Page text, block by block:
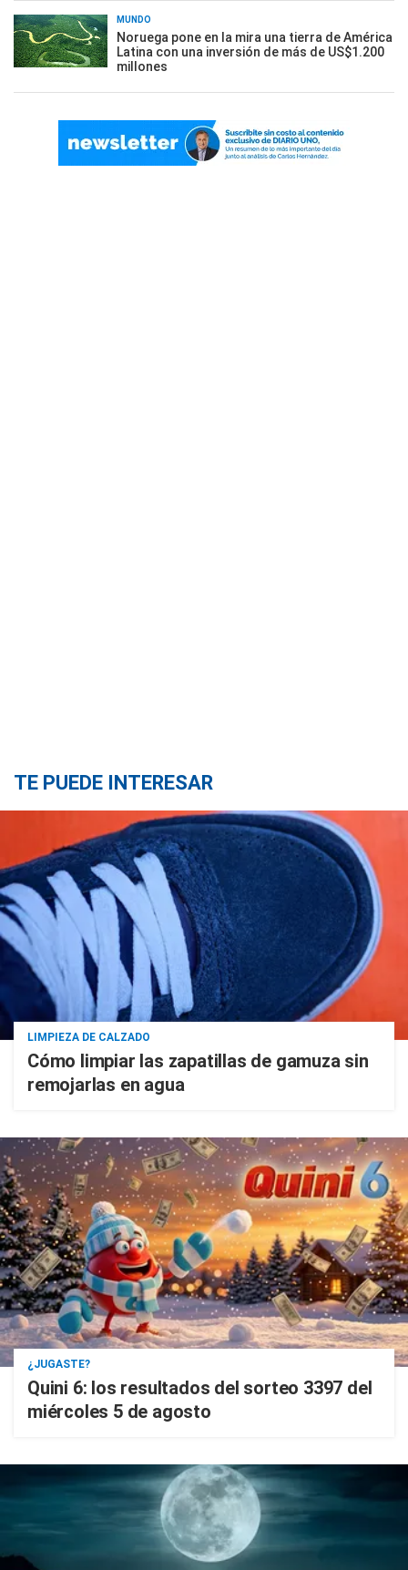
MUNDO
Noruega pone en la mira una tierra de América
Latina con una inversión de más de US$1.200
millones
TE PUEDE INTERESAR
LIMPIEZA DE CALZADO
Cómo limpiar las zapatillas de gamuza sin
remojarlas en agua
¿JUGASTE?
Quini 6: los resultados del sorteo 3397 del
miércoles 5 de agosto